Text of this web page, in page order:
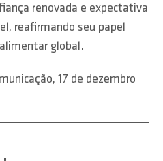
renovada e expectativa
reafirmando seu papel
global.
17 de dezembro